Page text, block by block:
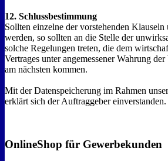
12. Schlussbestimmung
Sollten einzelne der vorstehenden
werden, so sollten an die Stelle der
solche Regelungen treten, die dem
Vertrages unter angemessener Wahrung
am nächsten kommen.
Mit der Datenspeicherung im Rahmen
erklärt sich der Auftraggeber einverstanden.
OnlineShop für Gewerbekunden